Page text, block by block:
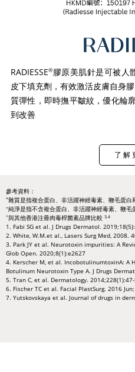
RADIESSE®膠原美肌針是可被人
皮下填充劑，有效激活皮膚自身
質彈性，即時撫平皺紋，優化輪
到改善
了解
參考資料：
*雜質是指複合蛋白、非活躍神經毒素、鞭毛蛋白
+純淨是指不含複合蛋白、非活躍神經毒素、鞭毛
^與其他香港注冊肉毒桿菌素品牌比較 3,4
1. Fabi SG et al. J Drugs Dermatol.
2. White, W.M.et al., Lasers Surg Med, 2008.
3. Park JY et al. Neurotoxin impurities: A
Glob Open. 2020;8(1):e2627
4. Kerscher M, et al. IncobotulinumtoxinA: A
Botulinum Neurotoxin Type A. J Drugs
5. Tran C, et al. Dermatology.
6. Fischer TC et al. Facial PlastSurg. 2016
7. Yutskovskaya et al. Journal of drugs in